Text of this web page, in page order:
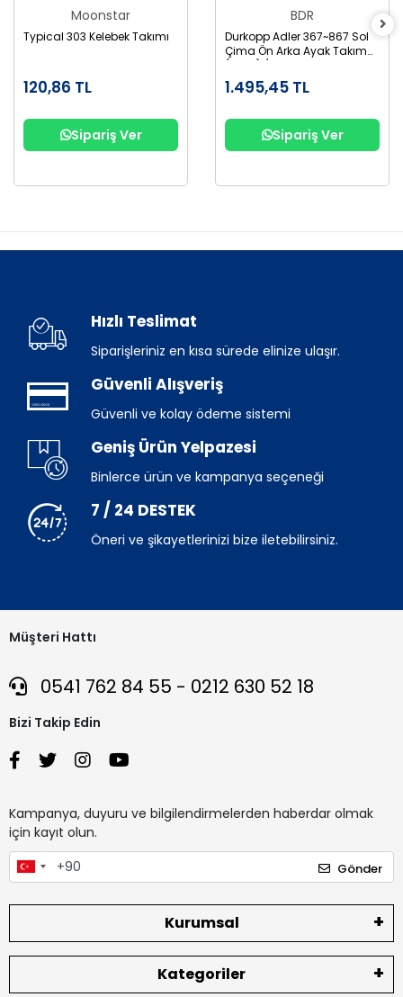
Moonstar
Typical 303 Kelebek Takımı
120,86 TL
Sipariş Ver
BDR
Durkopp Adler 367~867 Sol
Çima Ön Arka Ayak Takım
(3Mm) / GL867-3
1.495,45 TL
Sipariş Ver
Hızlı Teslimat
Siparişleriniz en kısa sürede elinize ulaşır.
Güvenli Alışveriş
Güvenli ve kolay ödeme sistemi
Geniş Ürün Yelpazesi
Binlerce ürün ve kampanya seçeneği
7 / 24 DESTEK
Öneri ve şikayetlerinizi bize iletebilirsiniz.
Müşteri Hattı
0541 762 84 55 - 0212 630 52 18
Bizi Takip Edin
Kampanya, duyuru ve bilgilendirmelerden haberdar olmak
için kayıt olun.
Gönder
Kurumsal
Kategoriler